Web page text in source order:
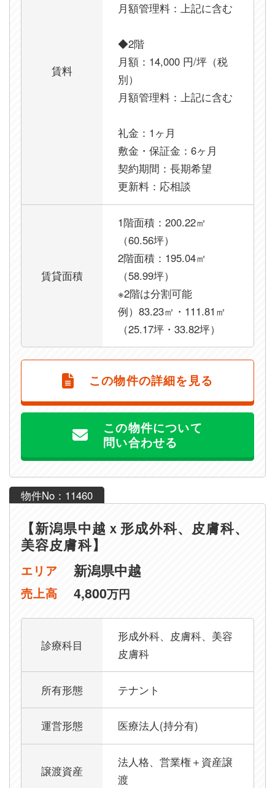
賃料
月額管理料：上記に含む
◆2階
月額：14,000 円/坪（税
別）
月額管理料：上記に含む
礼金：1ヶ月
敷金・保証金：6ヶ月
契約期間：長期希望
更新料：応相談
賃貸面積
1階面積：200.22㎡
（60.56坪）
2階面積：195.04㎡
（58.99坪）
※2階は分割可能
例）83.23㎡・111.81㎡
（25.17坪・33.82坪）
この物件の詳細を見る
この物件について
問い合わせる
物件No：11460
【新潟県中越ｘ形成外科、皮膚科、
美容皮膚科】
エリア 新潟県中越
売上高 4,800万円
診療科目
形成外科、皮膚科、美容
皮膚科
所有形態 テナント
運営形態 医療法人(持分有)
譲渡資産
法人格、営業権＋資産譲
渡